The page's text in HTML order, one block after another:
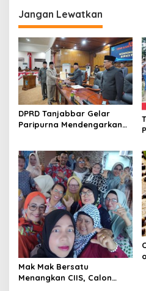
i
p
o
s
Jangan Lewatkan
DPRD Tanjabbar Gelar
Paripurna Mendengarkan
Mak Mak Bersatu
Menangkan CIIS, Calon